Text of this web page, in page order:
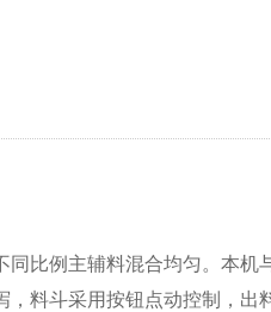
比例主辅料混合均匀。本
料斗采用按钮点动控制，出